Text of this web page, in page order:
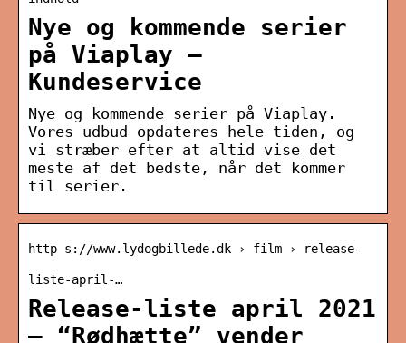
Nye og kommende serier
på Viaplay –
Kundeservice
Nye og kommende serier på Viaplay.
Vores udbud opdateres hele tiden, og
vi stræber efter at altid vise det
meste af det bedste, når det kommer
til serier.
http s://www.lydogbillede.dk › film › release-
liste-april-…
Release-liste april 2021
– “Rødhætte” vender